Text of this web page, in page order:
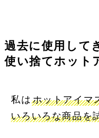
過去に使用して
使い捨てホット
私は ホットアイマ
いろいろな商品を